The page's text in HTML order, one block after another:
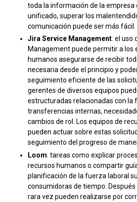
toda la información de la empresa
unificado, superar los
comunicación puede ser más fácil.
Jira Service Management: el uso
Management puede permitir a los
humanos asegurarse de recibir
necesaria desde el principio y
seguimiento eficiente de las
gerentes de diversos equipos
estructuradas relacionadas con la
transferencias internas,
cambios de rol. Los equipos de
pueden actuar sobre estas
seguimiento del progreso de
Loom: tareas como explicar
recursos humanos o compartir
planificación de la fuerza laboral
consumidoras de tiempo.
rara vez pueden realizarse por